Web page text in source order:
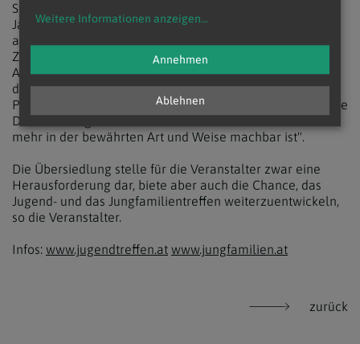
Standort Pöllau stattfinden, werden sie im kommenden
Jahr 2024 im oberösterreichischen Kremsmünster
abgehalten, wo ihnen das Benediktinerstift ein neues
Zuhause gibt, informierten die Veranstalter in einer
Aussendung. Notwendig geworden sei die Übersiedlung,
da "wesentliche Elemente der Infrastruktur seitens der
Pfarre Pöllau nicht mehr zur Verfügung stehen und so eine
Durchführung der Treffen in Pöllau nächstes Jahr nicht
mehr in der bewährten Art und Weise machbar ist".
Die Übersiedlung stelle für die Veranstalter zwar eine
Herausforderung dar, biete aber auch die Chance, das
Jugend- und das Jungfamilientreffen weiterzuentwickeln,
so die Veranstalter.
Infos: www.jugendtreffen.at www.jungfamilien.at
zurück
Weitere Informationen anzeigen...
Ablehnen
Annehmen